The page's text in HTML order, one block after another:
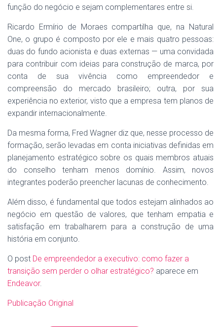
função do negócio e sejam complementares entre si.
Ricardo Ermírio de Moraes compartilha que, na Natural
One, o grupo é composto por ele e mais quatro pessoas:
duas do fundo acionista e duas externas — uma convidada
para contribuir com ideias para construção de marca, por
conta de sua vivência como empreendedor e
compreensão do mercado brasileiro; outra, por sua
experiência no exterior, visto que a empresa tem planos de
expandir internacionalmente.
Da mesma forma, Fred Wagner diz que, nesse processo de
formação, serão levadas em conta iniciativas definidas em
planejamento estratégico sobre os quais membros atuais
do conselho tenham menos domínio. Assim, novos
integrantes poderão preencher lacunas de conhecimento.
Além disso, é fundamental que todos estejam alinhados ao
negócio em questão de valores, que tenham empatia e
satisfação em trabalharem para a construção de uma
história em conjunto.
O post De empreendedor a executivo: como fazer a
transição sem perder o olhar estratégico? aparece em
Endeavor.
Publicação Original